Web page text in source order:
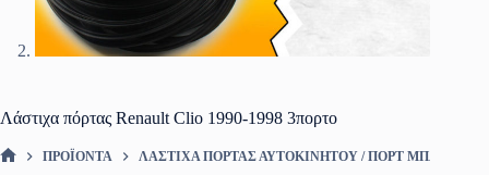
Λάστιχα πόρτας Renault Clio 1990-1998 3πορτο
ΠΡΟΪΌΝΤΑ ΛΆΣΤΙΧΑ ΠΌΡΤΑΣ ΑΥΤΟΚΙΝΉΤΟΥ / ΠΟΡΤ ΜΠΑΓΚΑΖ